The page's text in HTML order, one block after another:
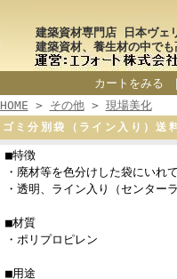
建築資材専門店 日本ヴェ
建築資材、養生材の中で
カートをみる
HOME > その他> 現場美化
ゴミ分別袋（ライン入り）
■特徴
・廃材等を色分けした袋にいれ
・透明、ライン入り（センター
■材質
・ポリプロピレン
■用途